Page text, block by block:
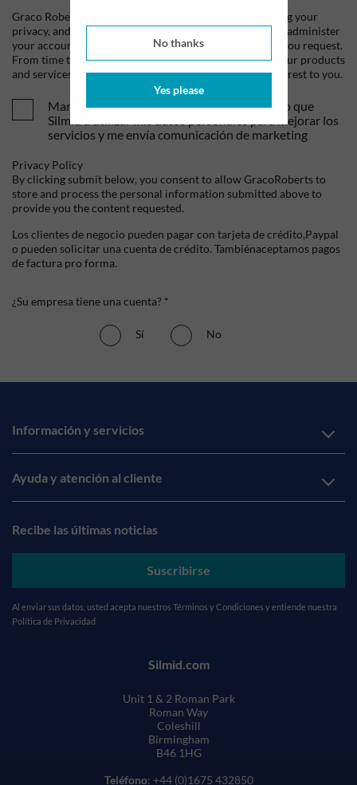
No thanks
Yes please
Graco Roberts is committed to protecting and respecting your
privacy, and we'll only use your personal information to administer
your account and to provide the products and services you request.
From time to time, we would like to contact you about our products
and services, as well as other content that may be of interest to you.
Mandame tus ofertas y novedades. Entiendo que
Silmid a utilizar mis datos personales para mejorar los
servicios y me envía comunicación de marketing
Privacy Policy
By clicking submit below, you consent to allow GracoRoberts to
store and process the personal information submitted above to
provide you the content requested.
Los clientes de negocio pueden pagar con tarjeta de crédito,Paypal
o pueden solicitar una cuenta de crédito. Tambiénaceptamos pagos
de factura pro forma.
¿Su empresa tiene una cuenta? *
Sí No
Información y servicios
Ayuda y atención al cliente
Recibe las últimas noticias
Suscribirse
Al enviar sus datos, usted acepta nuestros Términos y Condiciones y entiende nuestra
Política de Privacidad
Silmid.com
Unit 1 & 2 Roman Park
Roman Way
Coleshill
Birmingham
B46 1HG
Teléfono: +44 (0)1675 432850